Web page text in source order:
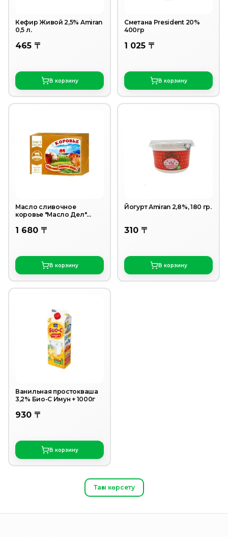
Кефир Живой 2,5% Amiran
0,5 л.
465 〒
В корзину
Сметана President 20%
400гр
1 025 〒
В корзину
Масло сливочное
коровье "Масло Дел"
1 680 〒
В корзину
Йогурт Аmiran 2,8%, 180 гр.
310 〒
В корзину
Ванильная простокваша
3,2% Био-С Имун + 1000г
930 〒
В корзину
Тағы көрсету